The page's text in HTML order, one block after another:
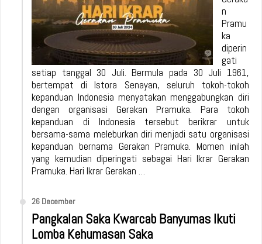
n
Pramu
ka
diperin
gati
setiap tanggal 30 Juli. Bermula pada 30 Juli 1961,
bertempat di Istora Senayan, seluruh tokoh-tokoh
kepanduan Indonesia menyatakan menggabungkan diri
dengan organisasi Gerakan Pramuka. Para tokoh
kepanduan di Indonesia tersebut berikrar untuk
bersama-sama meleburkan diri menjadi satu organisasi
kepanduan bernama Gerakan Pramuka. Momen inilah
yang kemudian diperingati sebagai Hari Ikrar Gerakan
Pramuka. Hari Ikrar Gerakan …
26 December
Pangkalan Saka Kwarcab Banyumas Ikuti
Lomba Kehumasan Saka